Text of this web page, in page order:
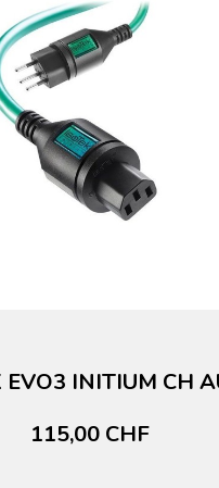
EVO3 INITIUM CH
115,00 CHF